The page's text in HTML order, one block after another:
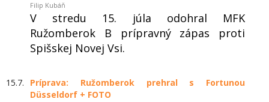
Filip Kubáň
V stredu 15. júla odohral MFK
Ružomberok B prípravný zápas proti
Spišskej Novej Vsi.
15.7.
Príprava: Ružomberok prehral s Fortunou
Düsseldorf + FOTO